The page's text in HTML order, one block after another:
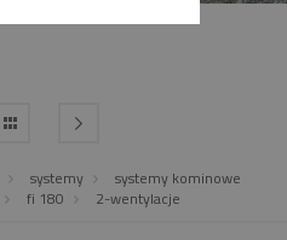
systemy
systemy kominowe
fi 180 2-wentylacje